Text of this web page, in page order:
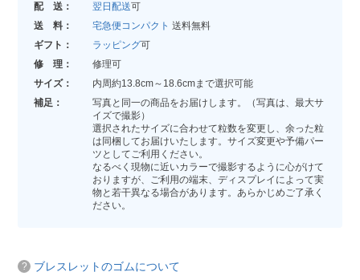
配 送： 翌日配送可
送 料：
宅急便コンパクト 送料無料
ギフト：
ラッピング可
修 理：
修理可
サイズ：
内周約13.8cm～18.6cmまで選択可能
補足：
写真と同一の商品をお届けします。（写真は、最大サ
イズで撮影）
選択されたサイズに合わせて粒数を変更し、余った粒
は同梱してお届けいたします。サイズ変更や予備パー
ツとしてご利用ください。
なるべく現物に近いカラーで撮影するように心がけて
おりますが、ご利用の端末、ディスプレイによって実
物と若干異なる場合があります。あらかじめご了承く
ださい。
ブレスレットのゴムについて